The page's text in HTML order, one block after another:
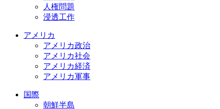
人権問題
浸透工作
アメリカ
アメリカ政治
アメリカ社会
アメリカ経済
アメリカ軍事
国際
朝鮮半島